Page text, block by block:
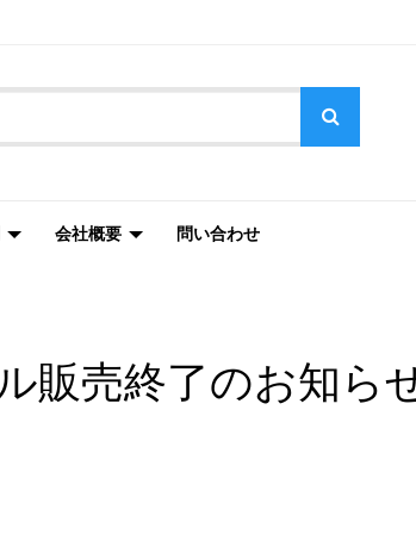
会社概要 問い合わせ
販売終了のお知ら